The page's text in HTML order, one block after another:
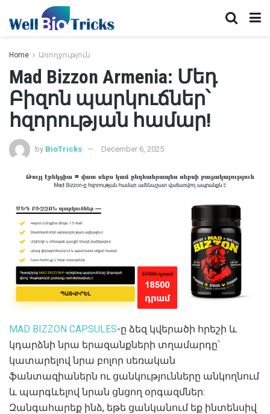
Home Առողջություն
Mad Bizzon Armenia: Մեդ
Բիզոն պարկուճներ՝
հզորության համար!
by BioTricks December 6, 2025
MAD BIZZON CAPSULES-ը ձեզ կվերածի հրեշի և
կդարձնի նրա երազանքների տղամարդը՝
կատարելով նրա բոլոր սեռական
ֆանտազիաներն ու ցանկությունները անկողնում
և պարգևելով նրան ցնցող օրգազմներ:
Զանգահարեք ինձ, եթե ցանկանում եք ինտենսիվ